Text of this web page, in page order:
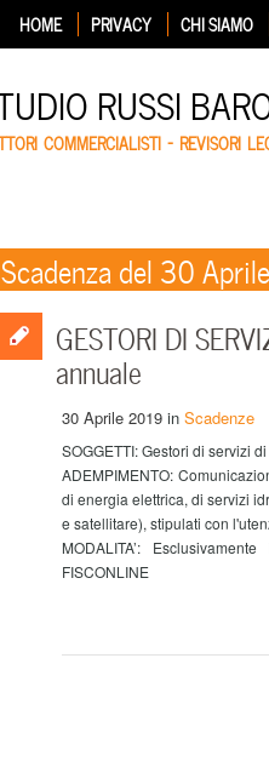
HOME PRIVACY CHI SIAMO
RUSSI
COMMERCIALISTI – REVISORI
Scadenza del 30
GESTORI DI
annuale
30 Aprile 2019 in Scadenze
SOGGETTI: Gestori di servizi
ADEMPIMENTO:
di energia elettrica, di servizi
e satellitare), stipulati con
MODALITA’:
FISCONLINE